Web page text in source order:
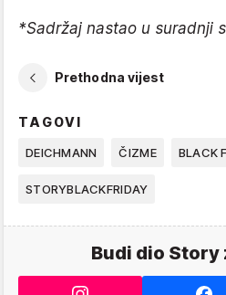
*Sadržaj nastao u suradnji
Prethodna vijest
TAGOVI
DEICHMANN ČIZME BLACK
STORYBLACKFRIDAY
Budi dio Story